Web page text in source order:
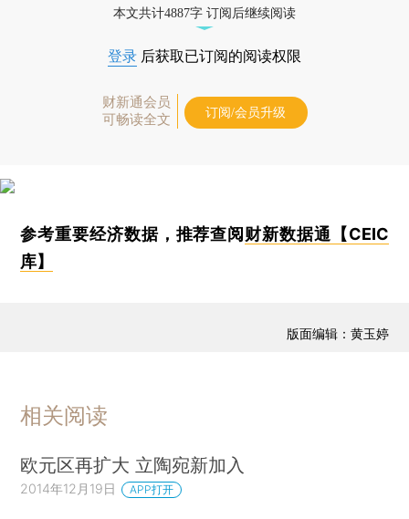
本文共计4887字 订阅后继续阅读
登录 后获取已订阅的阅读权限
财新通会员
可畅读全文
订阅/会员升级
参考重要经济数据，推荐查阅 财新数据通【CEIC
库】
版面编辑：黄玉婷
相关阅读
欧元区再扩大 立陶宛新加入
2014年12月19日 APP打开